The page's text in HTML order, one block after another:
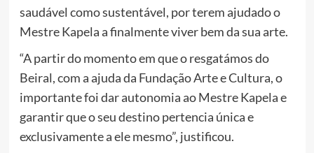
saudável como sustentável, por terem ajudado o
Mestre Kapela a finalmente viver bem da sua arte.
“A partir do momento em que o resgatámos do
Beiral, com a ajuda da Fundação Arte e Cultura, o
importante foi dar autonomia ao Mestre Kapela e
garantir que o seu destino pertencia única e
exclusivamente a ele mesmo”, justificou.